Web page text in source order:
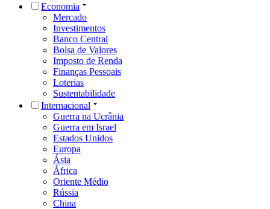
Economia
Mercado
Investimentos
Banco Central
Bolsa de Valores
Imposto de Renda
Finanças Pessoais
Loterias
Sustentabilidade
Internacional
Guerra na Ucrânia
Guerra em Israel
Estados Unidos
Europa
Ásia
África
Oriente Médio
Rússia
China